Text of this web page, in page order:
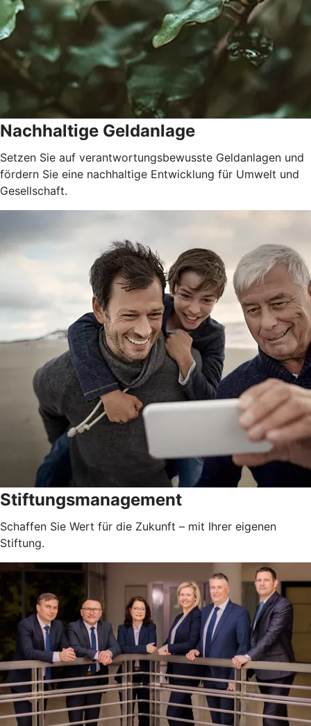
Nachhaltige Geldanlage
Setzen Sie auf verantwortungsbewusste Geldanlagen und
fördern Sie eine nachhaltige Entwicklung für Umwelt und
Gesellschaft.
Stiftungsmanagement
Schaffen Sie Wert für die Zukunft – mit Ihrer eigenen
Stiftung.